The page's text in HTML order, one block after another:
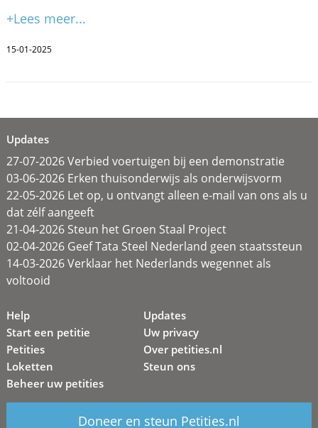
+Lees meer...
15-01-2025
Updates
27-07-2026 Verbied voertuigen bij een demonstratie
03-06-2026 Erken thuisonderwijs als onderwijsvorm
22-05-2026 Let op, u ontvangt alleen e-mail van ons als u
dat zélf aangeeft
21-04-2026 Steun het Groen Staal Project
02-04-2026 Geef Tata Steel Nederland geen staatssteun
14-03-2026 Verklaar het Nederlands wegennet als
voltooid
Help
Start een petitie
Petities
Loketten
Beheer uw petities
Updates
Uw privacy
Over petities.nl
Steun ons
Doneer en steun Petities.nl